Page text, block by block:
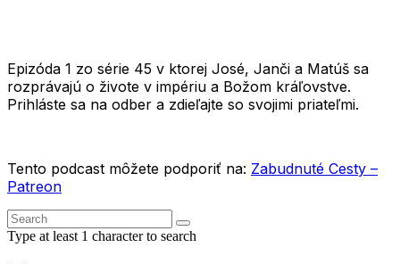
Epizóda 1 zo série 45 v ktorej José, Janči a Matúš sa
rozprávajú o živote v impériu a Božom kráľovstve.
Prihláste sa na odber a zdieľajte so svojimi priateľmi.
Tento podcast môžete podporiť na: Zabudnuté Cesty –
Patreon
Type at least 1 character to search